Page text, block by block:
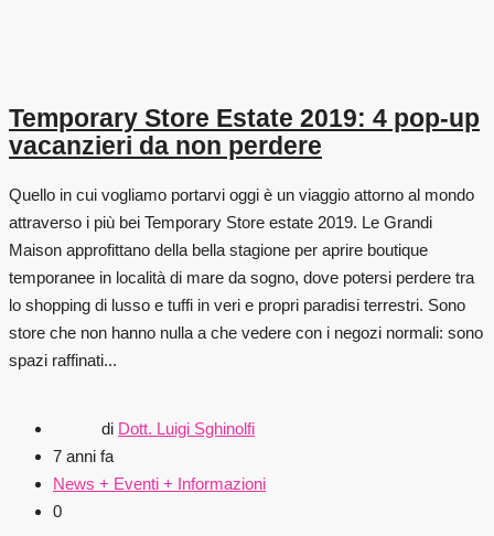
Temporary Store Estate 2019: 4 pop-up
vacanzieri da non perdere
Quello in cui vogliamo portarvi oggi è un viaggio attorno al mondo
attraverso i più bei Temporary Store estate 2019. Le Grandi
Maison approfittano della bella stagione per aprire boutique
temporanee in località di mare da sogno, dove potersi perdere tra
lo shopping di lusso e tuffi in veri e propri paradisi terrestri. Sono
store che non hanno nulla a che vedere con i negozi normali: sono
spazi raffinati...
di Dott. Luigi Sghinolfi
7 anni fa
News + Eventi + Informazioni
0